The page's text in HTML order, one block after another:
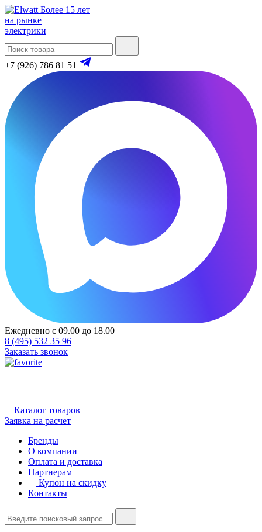
Более 15 лет
на рынке
электрики
+7 (926) 786 81 51
Ежедневно с 09.00 до 18.00
8 (495) 532 35 96
Заказать звонок
Каталог товаров
Заявка на расчет
Бренды
О компании
Оплата и доставка
Партнерам
Купон на скидку
Контакты